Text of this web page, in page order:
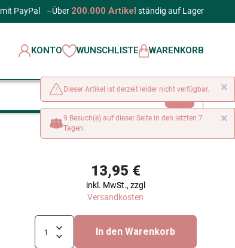
mit PayPal –Über 200.000 Artikel ständig auf Lager
KONTO WUNSCHLISTE WARENKORB
13,95 €
inkl. MwSt., zzgl
Versandkosten
In den Warenkorb
×
Dieser Artikel ist derzeit leider nicht verfügbar.
×
9 Besuch(e) auf dieser Seite in den letzten 7
Tagen.